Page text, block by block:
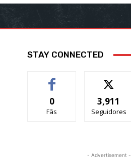
STAY CONNECTED
0
Fãs
3,911
Seguidores
- Advertisement -